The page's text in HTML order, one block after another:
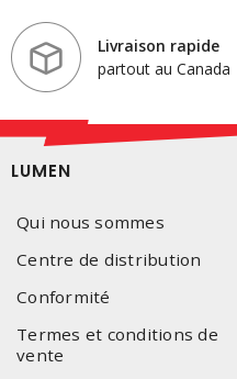
Livraison rapide
partout au Canada
LUMEN
Qui nous sommes
Centre de distribution
Conformité
Termes et conditions de
vente